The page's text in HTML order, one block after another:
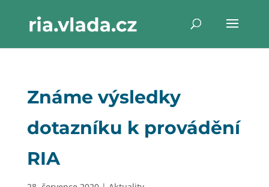
Známe výsledky
dotazníku k provádění
RIA